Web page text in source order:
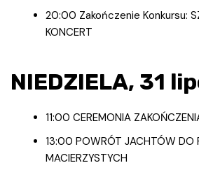
20:00 Zakończenie Konkursu:
KONCERT
NIEDZIELA, 31
11:00 CEREMONIA
13:00 POWRÓT JACHTÓW DO
MACIERZYSTYCH